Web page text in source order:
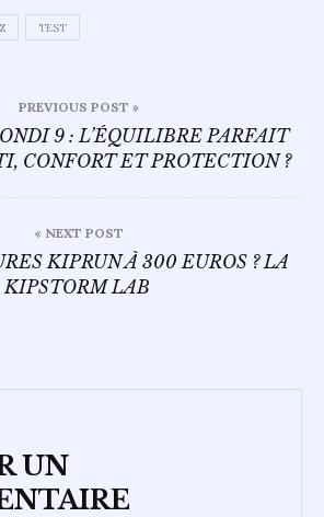
TEST
PREVIOUS POST »
9 : L’ÉQUILIBRE PARFAIT
CONFORT ET PROTECTION ?
« NEXT POST
KIPRUN À 300 EUROS ? LA
KIPSTORM LAB
UN